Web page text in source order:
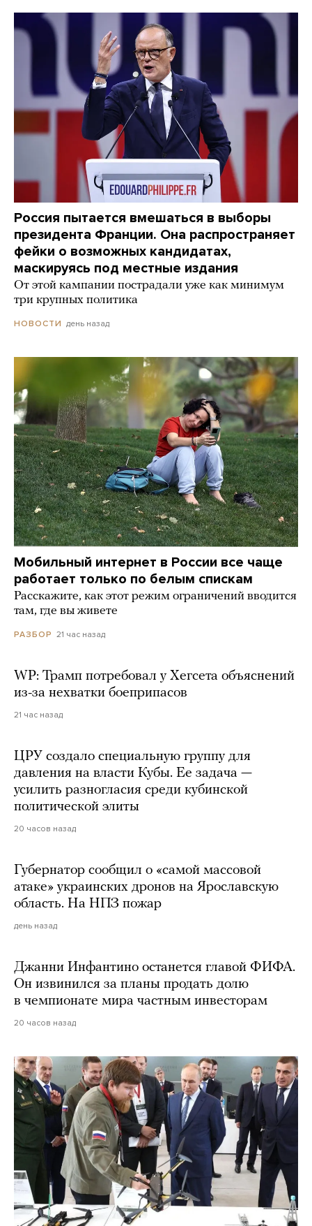
Россия пытается вмешаться в выборы
президента Франции. Она распространяет
фейки о возможных кандидатах,
маскируясь под местные издания
От этой кампании пострадали уже как минимум
три крупных политика
НОВОСТИ день назад
Мобильный интернет в России все чаще
работает только по белым спискам
Расскажите, как этот режим ограничений вводится
там, где вы живете
РАЗБОР 21 час назад
WP: Трамп потребовал у Хегсета объяснений
из-за нехватки боеприпасов
21 час назад
ЦРУ создало специальную группу для
давления на власти Кубы. Ее задача —
усилить разногласия среди кубинской
политической элиты
20 часов назад
Губернатор сообщил о «самой массовой
атаке» украинских дронов на Ярославскую
область. На НПЗ пожар
день назад
Джанни Инфантино останется главой ФИФА.
Он извинился за планы продать долю
в чемпионате мира частным инвесторам
20 часов назад